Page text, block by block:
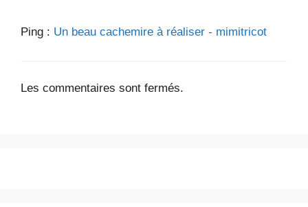
Ping : Un beau cachemire à réaliser - mimitricot
Les commentaires sont fermés.